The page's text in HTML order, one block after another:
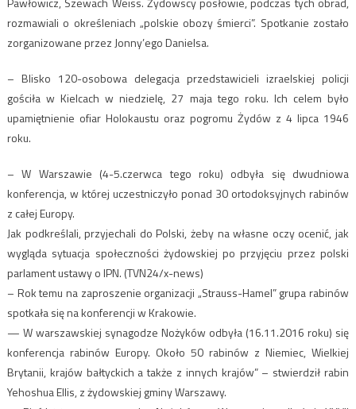
rozmawiali o określeniach „polskie obozy śmierci”. Spotkanie zostało
zorganizowane przez Jonny’ego Danielsa.
– Blisko 120-osobowa delegacja przedstawicieli izraelskiej policji
gościła w Kielcach w niedzielę, 27 maja tego roku. Ich celem było
upamiętnienie ofiar Holokaustu oraz pogromu Żydów z 4 lipca 1946
roku.
– W Warszawie (4-5.czerwca tego roku) odbyła się dwudniowa
konferencja, w której uczestniczyło ponad 30 ortodoksyjnych rabinów
z całej Europy.
Jak podkreślali, przyjechali do Polski, żeby na własne oczy ocenić, jak
wygląda sytuacja społeczności żydowskiej po przyjęciu przez polski
parlament ustawy o IPN. (TVN24/x-news)
– Rok temu na zaproszenie organizacji „Strauss-Hamel” grupa rabinów
spotkała się na konferencji w Krakowie.
— W warszawskiej synagodze Nożyków odbyła (16.11.2016 roku) się
konferencja rabinów Europy. Około 50 rabinów z Niemiec, Wielkiej
Brytanii, krajów bałtyckich a także z innych krajów” – stwierdził rabin
Yehoshua Ellis, z żydowskiej gminy Warszawy.